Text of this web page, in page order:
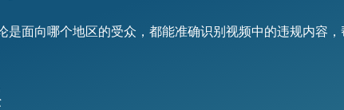
面向哪个地区的受众，都能准确识别视频中的违规内容，